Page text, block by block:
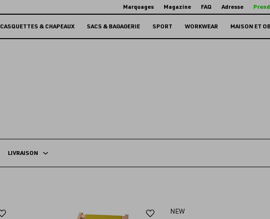
Marquages Magazine FAQ Adresse
CASQUETTES & CHAPEAUX SACS & BAGAGERIE SPORT WORKWEAR MAISON ET
LIVRAISON
Ajouter
NEW